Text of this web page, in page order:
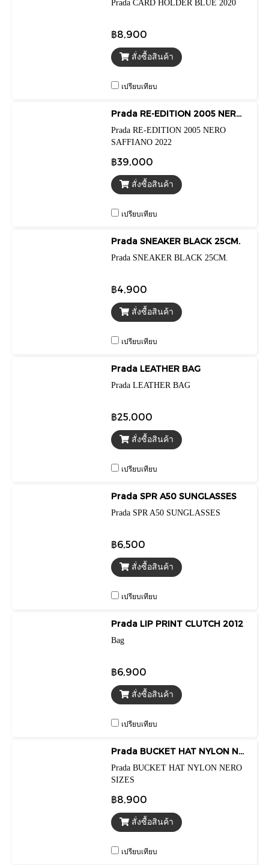
Prada CARD HOLDER BLUE 2020
฿8,900
สั่งซื้อสินค้า
เปรียบเทียบ
Prada RE-EDITION 2005 NERO SAFFIANO 2022
Prada RE-EDITION 2005 NERO
SAFFIANO 2022
฿39,000
สั่งซื้อสินค้า
เปรียบเทียบ
Prada SNEAKER BLACK 25CM.
Prada SNEAKER BLACK 25CM.
฿4,900
สั่งซื้อสินค้า
เปรียบเทียบ
Prada LEATHER BAG
Prada LEATHER BAG
฿25,000
สั่งซื้อสินค้า
เปรียบเทียบ
Prada SPR A50 SUNGLASSES
Prada SPR A50 SUNGLASSES
฿6,500
สั่งซื้อสินค้า
เปรียบเทียบ
Prada LIP PRINT CLUTCH 2012
Bag
฿6,900
สั่งซื้อสินค้า
เปรียบเทียบ
Prada BUCKET HAT NYLON NERO SIZES
Prada BUCKET HAT NYLON NERO
SIZES
฿8,900
สั่งซื้อสินค้า
เปรียบเทียบ